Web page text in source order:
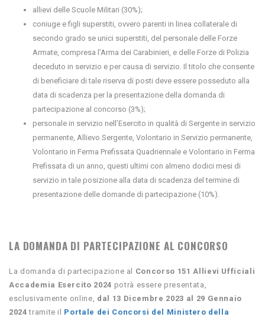
allievi delle Scuole Militari (30%);
coniuge e figli superstiti, ovvero parenti in linea collaterale di
secondo grado se unici superstiti, del personale delle Forze
Armate, compresa l’Arma dei Carabinieri, e delle Forze di Polizia
deceduto in servizio e per causa di servizio. Il titolo che consente
di beneficiare di tale riserva di posti deve essere posseduto alla
data di scadenza per la presentazione della domanda di
partecipazione al concorso (3%);
personale in servizio nell’Esercito in qualità di Sergente in servizio
permanente, Allievo Sergente, Volontario in Servizio permanente,
Volontario in Ferma Prefissata Quadriennale e Volontario in Ferma
Prefissata di un anno, questi ultimi con almeno dodici mesi di
servizio in tale posizione alla data di scadenza del termine di
presentazione delle domande di partecipazione (10%).
LA DOMANDA DI PARTECIPAZIONE AL CONCORSO
La domanda di partecipazione al Concorso 151 Allievi Ufficiali
Accademia Esercito 2024 potrà essere presentata,
esclusivamente online, dal 13 Dicembre 2023 al 29 Gennaio
2024 tramite il Portale dei Concorsi del Ministero della